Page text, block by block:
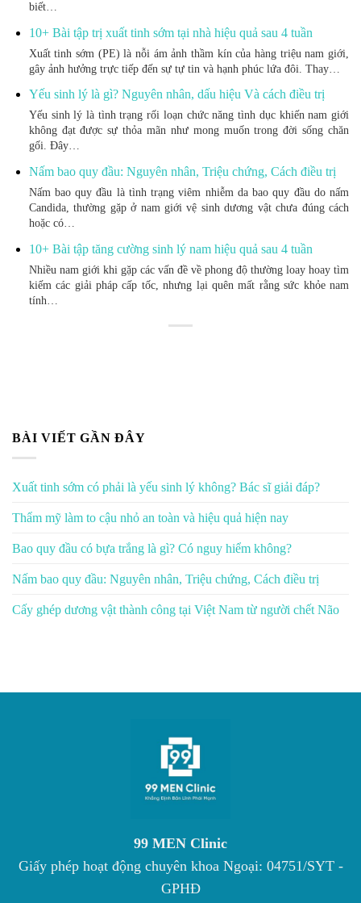
biết…
10+ Bài tập trị xuất tinh sớm tại nhà hiệu quả sau 4 tuần
Xuất tinh sớm (PE) là nỗi ám ảnh thầm kín của hàng triệu nam giới,
gây ảnh hưởng trực tiếp đến sự tự tin và hạnh phúc lứa đôi. Thay…
Yếu sinh lý là gì? Nguyên nhân, dấu hiệu Và cách điều trị
Yếu sinh lý là tình trạng rối loạn chức năng tình dục khiến nam giới
không đạt được sự thỏa mãn như mong muốn trong đời sống chăn
gối. Đây…
Nấm bao quy đầu: Nguyên nhân, Triệu chứng, Cách điều trị
Nấm bao quy đầu là tình trạng viêm nhiễm da bao quy đầu do nấm
Candida, thường gặp ở nam giới vệ sinh dương vật chưa đúng cách
hoặc có…
10+ Bài tập tăng cường sinh lý nam hiệu quả sau 4 tuần
Nhiều nam giới khi gặp các vấn đề về phong độ thường loay hoay tìm
kiếm các giải pháp cấp tốc, nhưng lại quên mất rằng sức khỏe nam
tính…
BÀI VIẾT GẦN ĐÂY
Xuất tinh sớm có phải là yếu sinh lý không? Bác sĩ giải đáp?
Thẩm mỹ làm to cậu nhỏ an toàn và hiệu quả hiện nay
Bao quy đầu có bựa trắng là gì? Có nguy hiểm không?
Nấm bao quy đầu: Nguyên nhân, Triệu chứng, Cách điều trị
Cấy ghép dương vật thành công tại Việt Nam từ người chết Não
99 MEN Clinic
Giấy phép hoạt động chuyên khoa Ngoại: 04751/SYT -
GPHĐ